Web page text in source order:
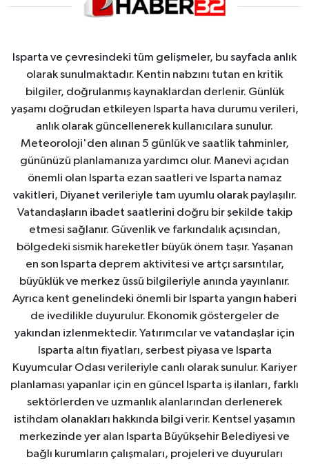
Isparta ve çevresindeki tüm gelişmeler, bu sayfada anlık
olarak sunulmaktadır. Kentin nabzını tutan en kritik
bilgiler, doğrulanmış kaynaklardan derlenir. Günlük
yaşamı doğrudan etkileyen Isparta hava durumu verileri,
anlık olarak güncellenerek kullanıcılara sunulur.
Meteoroloji'den alınan 5 günlük ve saatlik tahminler,
gününüzü planlamanıza yardımcı olur. Manevi açıdan
önemli olan Isparta ezan saatleri ve Isparta namaz
vakitleri, Diyanet verileriyle tam uyumlu olarak paylaşılır.
Vatandaşların ibadet saatlerini doğru bir şekilde takip
etmesi sağlanır. Güvenlik ve farkındalık açısından,
bölgedeki sismik hareketler büyük önem taşır. Yaşanan
en son Isparta deprem aktivitesi ve artçı sarsıntılar,
büyüklük ve merkez üssü bilgileriyle anında yayınlanır.
Ayrıca kent genelindeki önemli bir Isparta yangın haberi
de ivedilikle duyurulur. Ekonomik göstergeler de
yakından izlenmektedir. Yatırımcılar ve vatandaşlar için
Isparta altın fiyatları, serbest piyasa ve Isparta
Kuyumcular Odası verileriyle canlı olarak sunulur. Kariyer
planlaması yapanlar için en güncel Isparta iş ilanları, farklı
sektörlerden ve uzmanlık alanlarından derlenerek
istihdam olanakları hakkında bilgi verir. Kentsel yaşamın
merkezinde yer alan Isparta Büyükşehir Belediyesi ve
bağlı kurumların çalışmaları, projeleri ve duyuruları